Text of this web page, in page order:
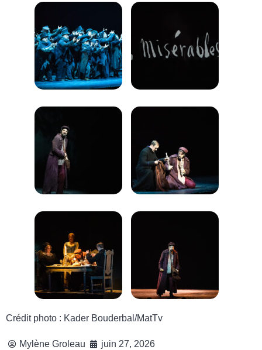
Crédit photo : Kader Bouderbal/MatTv
Mylène Groleau
juin 27, 2026